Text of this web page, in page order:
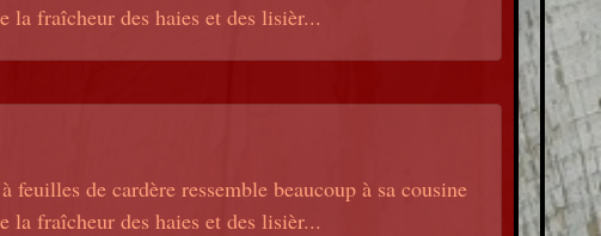
la fraîcheur des haies et des lisièr...
de cardère ressemble beaucoup à sa cousine
la fraîcheur des haies et des lisièr...